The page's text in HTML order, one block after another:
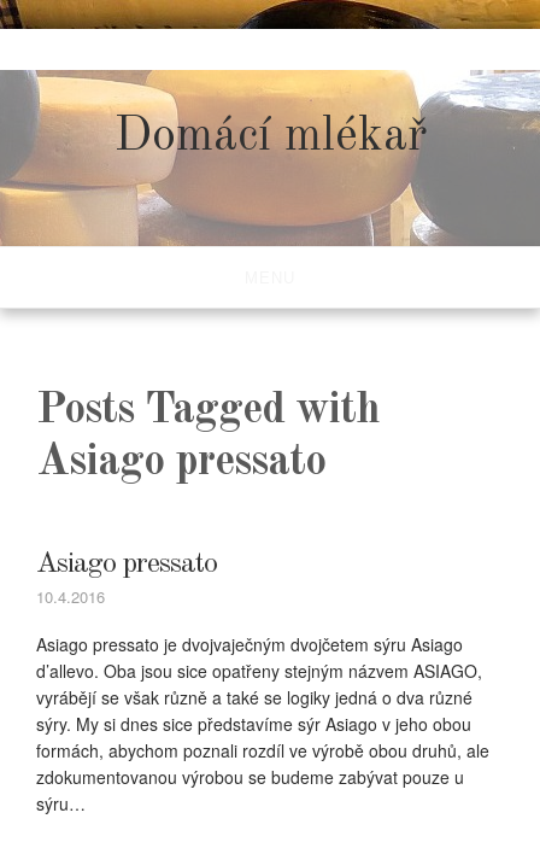
to
content
Domácí mlékař
Posts Tagged with
Asiago pressato
Asiago pressato
10.4.2016
Asiago pressato je dvojvaječným dvojčetem sýru Asiago
d’allevo. Oba jsou sice opatřeny stejným názvem ASIAGO,
vyrábějí se však různě a také se logiky jedná o dva různé
sýry. My si dnes sice představíme sýr Asiago v jeho obou
formách, abychom poznali rozdíl ve výrobě obou druhů, ale
zdokumentovanou výrobou se budeme zabývat pouze u
sýru…